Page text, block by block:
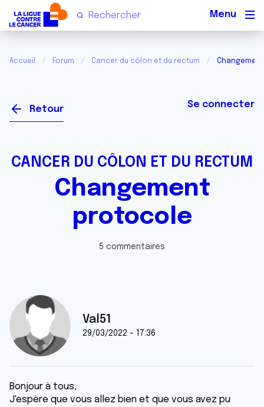
Accueil Forum Cancer du côlon et du rectum
Retour Se connecter
CANCER DU CÔLON ET DU RECTUM
Changement
protocole
5 commentaires
Val51
29/03/2022 - 17:36
Bonjour à tous,
J'espère que vous allez bien et que vous avez pu